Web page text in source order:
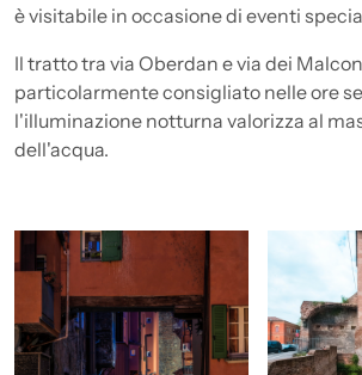
è visitabile in occasione di eventi
Il tratto tra via Oberdan e via dei
particolarmente consigliato nelle ore
l'illuminazione notturna valorizza al
dell'acqua.